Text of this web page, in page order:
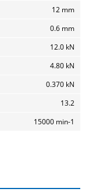
12 mm
0.6 mm
12.0 kN
4.80 kN
0.370 kN
13.2
15000 min-1